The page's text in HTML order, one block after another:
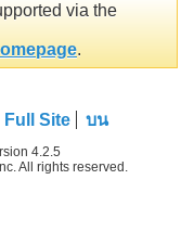
via the
.
Full Site บน
4.2.5
All rights reserved.